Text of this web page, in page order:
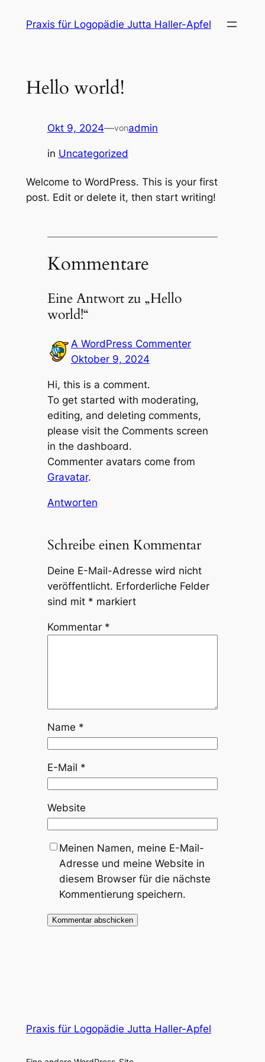
Praxis für Logopädie Jutta Haller-Apfel
Hello world!
Okt 9, 2024—vonadmin
in Uncategorized
Welcome to WordPress. This is your first
post. Edit or delete it, then start writing!
Kommentare
Eine Antwort zu „Hello
world!“
A WordPress Commenter
Oktober 9, 2024
Hi, this is a comment.
To get started with moderating,
editing, and deleting comments,
please visit the Comments screen
in the dashboard.
Commenter avatars come from
Gravatar.
Antworten
Schreibe einen Kommentar
Deine E-Mail-Adresse wird nicht
veröffentlicht. Erforderliche Felder
sind mit * markiert
Kommentar *
Name *
E-Mail *
Website
Meinen Namen, meine E-Mail-
Adresse und meine Website in
diesem Browser für die nächste
Kommentierung speichern.
Praxis für Logopädie Jutta Haller-Apfel